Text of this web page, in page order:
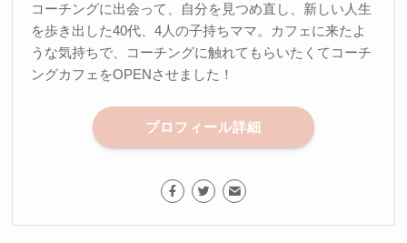
コーチングに出会って、自分を見つめ直し、新しい人生
を歩き出した40代、4人の子持ちママ。カフェに来たよ
うな気持ちで、コーチングに触れてもらいたくてコーチ
ングカフェをOPENさせました！
プロフィール詳細